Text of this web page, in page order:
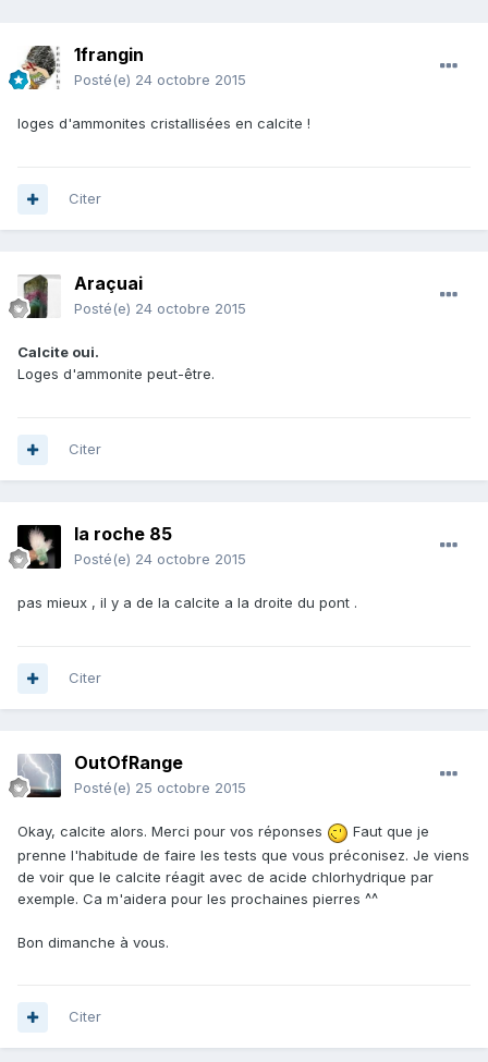
1frangin
Posté(e) 24 octobre 2015
loges d'ammonites cristallisées en calcite !
Citer
Araçuai
Posté(e) 24 octobre 2015
Calcite oui.
Loges d'ammonite peut-être.
Citer
la roche 85
Posté(e) 24 octobre 2015
pas mieux , il y a de la calcite a la droite du pont .
Citer
OutOfRange
Posté(e) 25 octobre 2015
Okay, calcite alors. Merci pour vos réponses
Faut que je
prenne l'habitude de faire les tests que vous préconisez. Je viens
de voir que le calcite réagit avec de acide chlorhydrique par
exemple. Ca m'aidera pour les prochaines pierres ^^
Bon dimanche à vous.
Citer